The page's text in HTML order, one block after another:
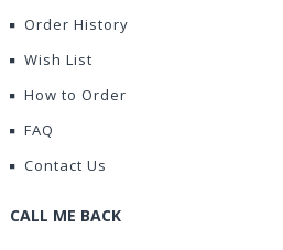
Order History
Wish List
How to Order
FAQ
Contact Us
CALL ME BACK